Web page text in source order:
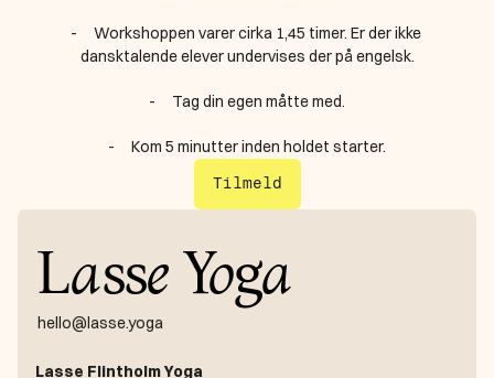
-     Workshoppen varer cirka 1,45 timer. Er der ikke
dansktalende elever undervises der på engelsk.
-     Tag din egen måtte med.
-     Kom 5 minutter inden holdet starter.
Tilmeld
Lasse Yoga
hello@lasse.yoga
Lasse Flintholm Yoga